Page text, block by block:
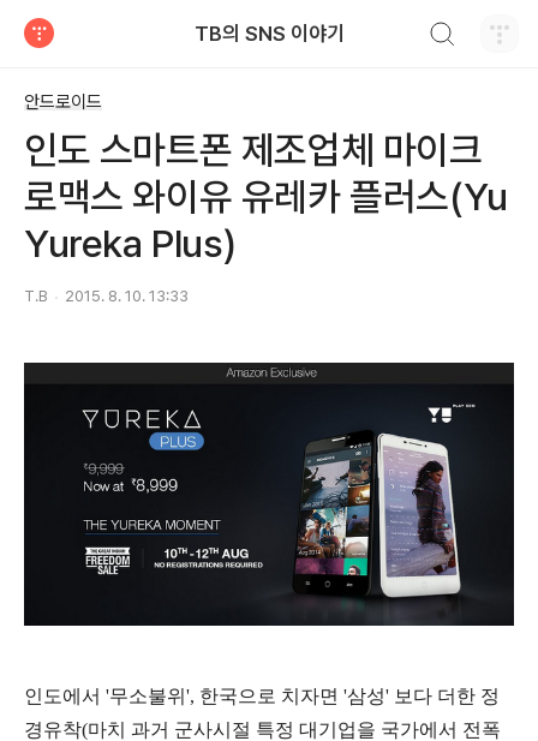
TB의 SNS 이야기
안드로이드
인도 스마트폰 제조업체 마이크
로맥스 와이유 유레카 플러스(Yu
Yureka Plus)
T.B 2015. 8. 10. 13:33
인도에서 '무소불위', 한국으로 치자면 '삼성' 보다 더한 정
경유착(마치 과거 군사시절 특정 대기업을 국가에서 전폭